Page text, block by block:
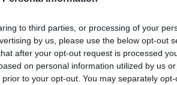
to third parties, or processing of your
by us, please use the below opt-out
after your opt-out request is processed
on personal information utilized by us
to your opt-out. You may separately
Google